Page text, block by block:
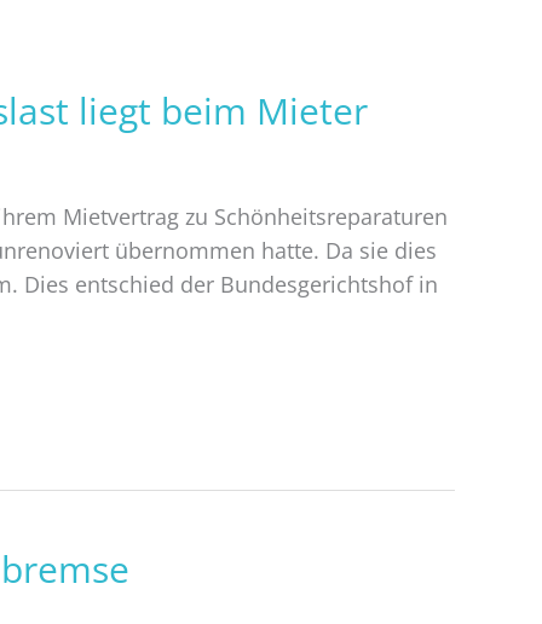
liegt beim Mieter
Mietvertrag zu Schönheitsreparaturen
übernommen hatte. Da sie dies
Dies entschied der Bundesgerichtshof in